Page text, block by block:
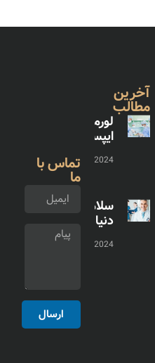
آخرین
مطالب
لورم
ایپسوم
01/02/2024
سلام
دنیا!
28/01/2024
تماس با
ما
ارسال